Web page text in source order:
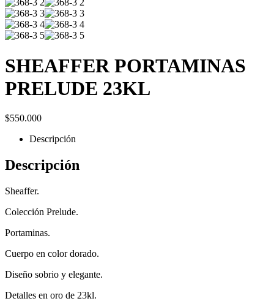
SHEAFFER PORTAMINAS
PRELUDE 23KL
$550.000
Descripción
Descripción
Sheaffer.
Colección Prelude.
Portaminas.
Cuerpo en color dorado.
Diseño sobrio y elegante.
Detalles en oro de 23kl.